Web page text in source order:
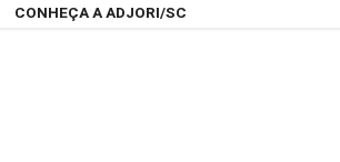
CONHEÇA A ADJORI/SC